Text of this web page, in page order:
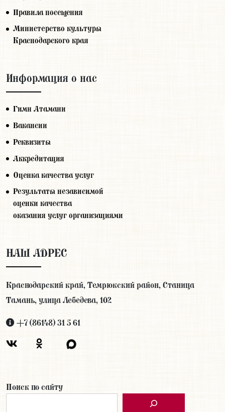
Правила посещения
Министерство культуры
Краснодарского края
Информация о нас
Гимн Атамани
Вакансии
Реквизиты
Аккредитация
Оценка качества услуг
Результаты независимой
оценки качества
оказания услуг организациями
НАШ АДРЕС
Краснодарский край, Темрюкский район, Станица
Тамань, улица Лебедева, 102
+7 (86148) 31 5 61
Поиск по сайту